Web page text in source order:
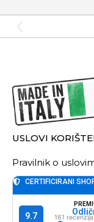
USLOVI
Pravilnik o